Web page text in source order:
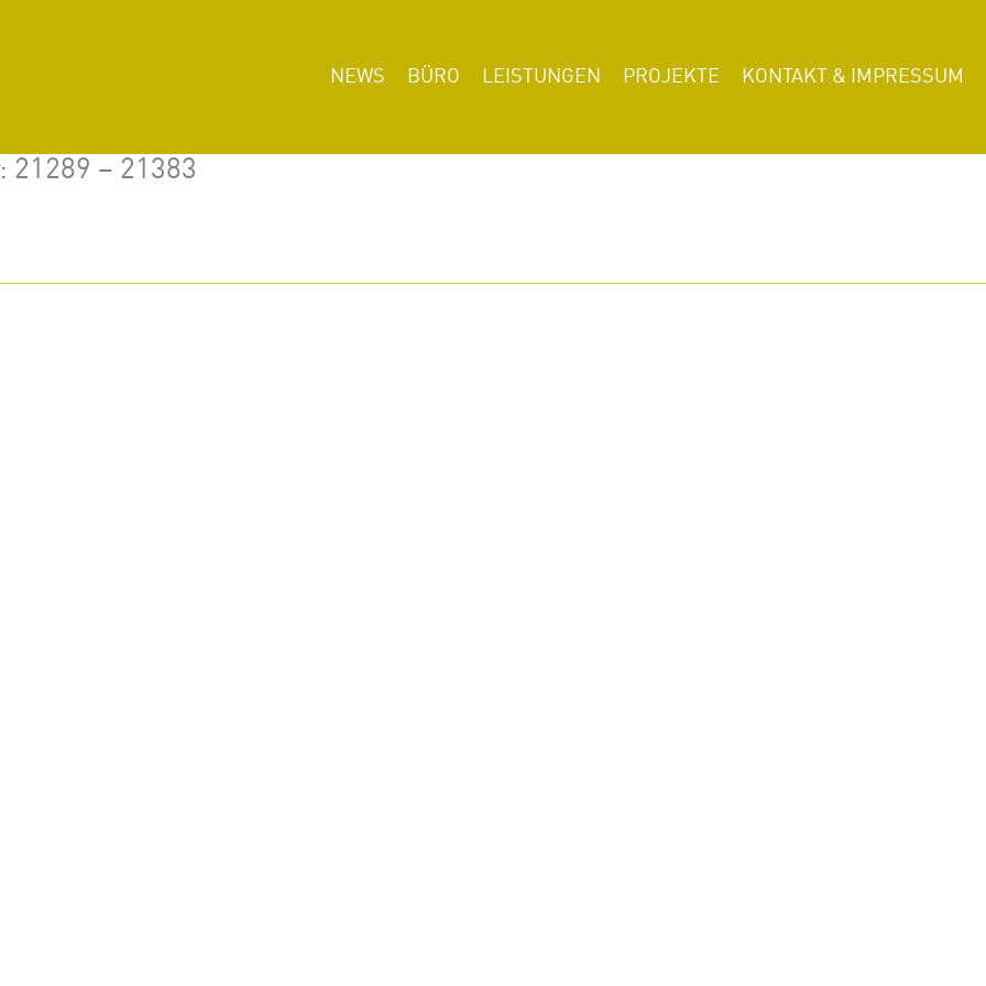
NEWS BÜRO LEISTUNGEN PROJEKTE KONTAKT & IMPRESSUM
– 21383